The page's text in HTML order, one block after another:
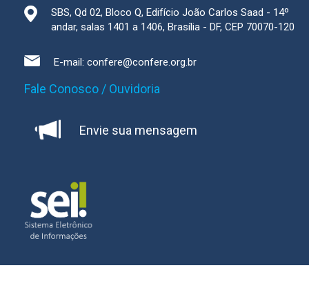
SBS, Qd 02, Bloco Q, Edifício João Carlos Saad - 14º
andar, salas 1401 a 1406, Brasília - DF, CEP 70070-120
E-mail: confere@confere.org.br
Fale Conosco / Ouvidoria
Envie sua mensagem